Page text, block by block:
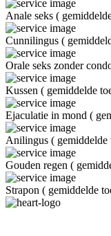
Anale seks (
Cunnilingus (
Orale seks zonder
Kussen ( gemiddelde
Ejaculatie in mond (
Anilingus ( gemiddelde
Gouden regen (
Strapon ( gemiddelde